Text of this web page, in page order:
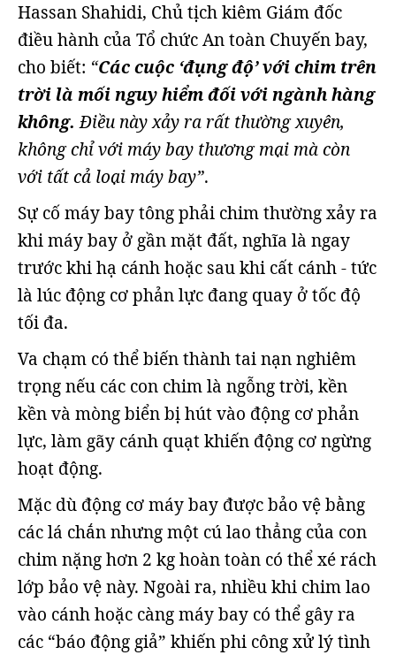
Hassan Shahidi, Chủ tịch kiêm Giám đốc
điều hành của Tổ chức An toàn Chuyến bay,
cho biết: “Các cuộc ‘đụng độ’ với chim trên
trời là mối nguy hiểm đối với ngành hàng
không. Điều này xảy ra rất thường xuyên,
không chỉ với máy bay thương mại mà còn
với tất cả loại máy bay”.
Sự cố máy bay tông phải chim thường xảy ra
khi máy bay ở gần mặt đất, nghĩa là ngay
trước khi hạ cánh hoặc sau khi cất cánh - tức
là lúc động cơ phản lực đang quay ở tốc độ
tối đa.
Va chạm có thể biến thành tai nạn nghiêm
trọng nếu các con chim là ngỗng trời, kền
kền và mòng biển bị hút vào động cơ phản
lực, làm gãy cánh quạt khiến động cơ ngừng
hoạt động.
Mặc dù động cơ máy bay được bảo vệ bằng
các lá chắn nhưng một cú lao thẳng của con
chim nặng hơn 2 kg hoàn toàn có thể xé rách
lớp bảo vệ này. Ngoài ra, nhiều khi chim lao
vào cánh hoặc càng máy bay có thể gây ra
các “báo động giả” khiến phi công xử lý tình